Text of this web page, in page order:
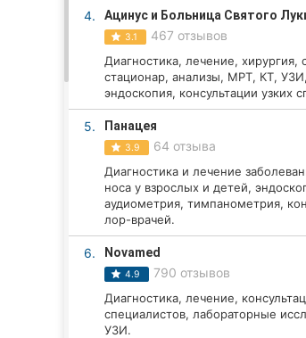
Кропивницкий
Тернополь
Хмельницкий
4. Ацинус и Больница Святого
3.1 467 отзывов
Диагностика, лечение, хирургия,
стационар, анализы, МРТ, КТ,
эндоскопия, консультации узких
5. Панацея
3.9 64 отзыва
Диагностика и лечение
носа у взрослых и детей,
аудиометрия, тимпанометрия,
лор-врачей.
6. Novamed
4.9 790 отзывов
Диагностика, лечение,
специалистов, лабораторные
УЗИ.